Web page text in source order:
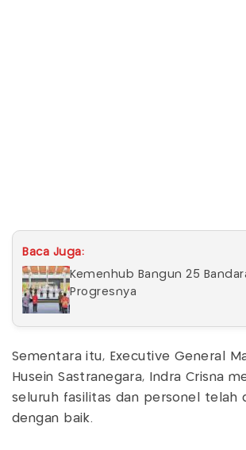
Baca Juga:
Kemenhub Bangun 25
Progresnya
Sementara itu, Executive General
Husein Sastranegara, Indra Crisna
seluruh fasilitas dan personel telah
dengan baik.